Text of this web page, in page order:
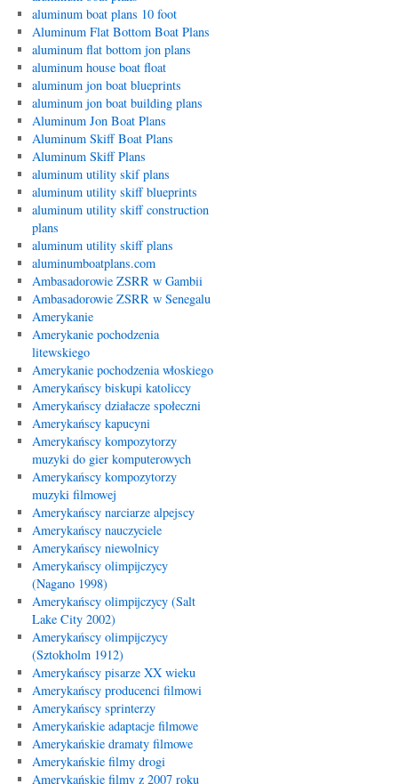
aluminum boat plans 10 foot
Aluminum Flat Bottom Boat Plans
aluminum flat bottom jon plans
aluminum house boat float
aluminum jon boat blueprints
aluminum jon boat building plans
Aluminum Jon Boat Plans
Aluminum Skiff Boat Plans
Aluminum Skiff Plans
aluminum utility skif plans
aluminum utility skiff blueprints
aluminum utility skiff construction
plans
aluminum utility skiff plans
aluminumboatplans.com
Ambasadorowie ZSRR w Gambii
Ambasadorowie ZSRR w Senegalu
Amerykanie
Amerykanie pochodzenia
litewskiego
Amerykanie pochodzenia włoskiego
Amerykańscy biskupi katoliccy
Amerykańscy działacze społeczni
Amerykańscy kapucyni
Amerykańscy kompozytorzy
muzyki do gier komputerowych
Amerykańscy kompozytorzy
muzyki filmowej
Amerykańscy narciarze alpejscy
Amerykańscy nauczyciele
Amerykańscy niewolnicy
Amerykańscy olimpijczycy
(Nagano 1998)
Amerykańscy olimpijczycy (Salt
Lake City 2002)
Amerykańscy olimpijczycy
(Sztokholm 1912)
Amerykańscy pisarze XX wieku
Amerykańscy producenci filmowi
Amerykańscy sprinterzy
Amerykańskie adaptacje filmowe
Amerykańskie dramaty filmowe
Amerykańskie filmy drogi
Amerykańskie filmy z 2007 roku